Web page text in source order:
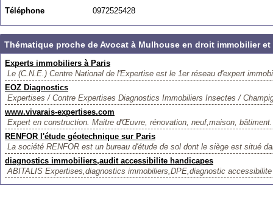
Téléphone
0972525428
Thématique proche de Avocat à Mulhouse en droit immobilier
Experts immobiliers à Paris
Le (C.N.E.) Centre National de l'Expertise est le 1er réseau d'expert
EOZ Diagnostics
Expertises / Contre Expertises Diagnostics Immobiliers Insectes /
www.vivarais-expertises.com
Expert en construction. Maitre d'Œuvre, rénovation, neuf,maison,
RENFOR l'étude géotechnique sur Paris
La société RENFOR est un bureau d'étude de sol dont le siège est situé
diagnostics immobiliers,audit accessibilite handicapes
ABITALIS Expertises,diagnostics immobiliers,DPE,diagnostic